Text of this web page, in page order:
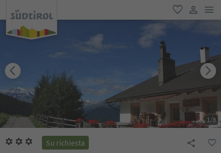
favoriti
user link
1/8
Su richiesta